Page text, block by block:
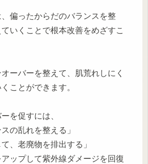
偏ったからだのバランスを整
いくことで根本改善をめざすこ
ーバーを整えて、肌荒れしにく
ことができます。
を促すには、
の乱れを整える」
、老廃物を排出する」
アップして紫外線ダメージを回復